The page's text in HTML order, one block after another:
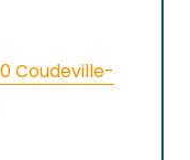
Coudeville-